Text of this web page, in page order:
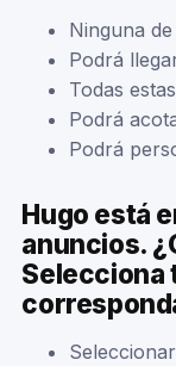
Ninguna
Podrá
Todas
Podrá
Podrá
Hugo está
anuncios.
Selecciona